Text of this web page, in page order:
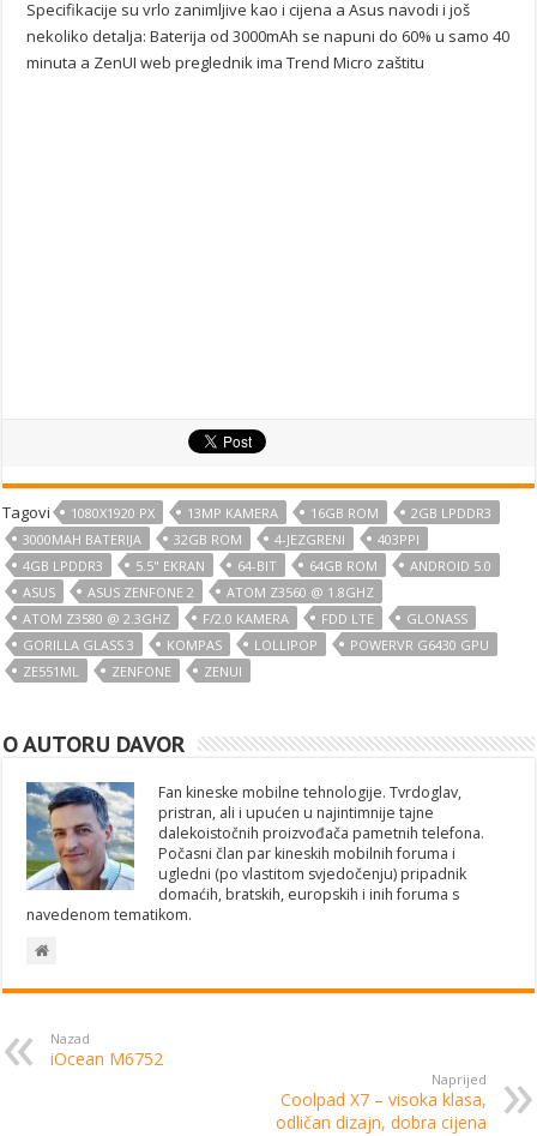
Specifikacije su vrlo zanimljive kao i cijena a Asus navodi i još
nekoliko detalja: Baterija od 3000mAh se napuni do 60% u samo 40
minuta a ZenUI web preglednik ima Trend Micro zaštitu
Tagovi 1080X1920 PX 13MP KAMERA 16GB ROM
2GB LPDDR3
3000MAH BATERIJA
32GB ROM 4-JEZGRENI
403PPI
4GB LPDDR3
5.5" EKRAN 64-BIT 64GB ROM
ANDROID 5.0
ASUS
ASUS ZENFONE 2
ATOM Z3560 @ 1.8GHZ
ATOM Z3580 @ 2.3GHZ
F/2.0 KAMERA FDD LTE
GLONASS
GORILLA GLASS 3
KOMPAS LOLLIPOP
POWERVR G6430 GPU
ZE551ML
ZENFONE ZENUI
O AUTORU DAVOR
Fan kineske mobilne tehnologije. Tvrdoglav,
pristran, ali i upućen u najintimnije tajne
dalekoistočnih proizvođača pametnih telefona.
Počasni član par kineskih mobilnih foruma i
ugledni (po vlastitom svjedočenju) pripadnik
domaćih, bratskih, europskih i inih foruma s
navedenom tematikom.
Nazad
iOcean M6752
Naprijed
Coolpad X7 – visoka klasa,
odličan dizajn, dobra cijena